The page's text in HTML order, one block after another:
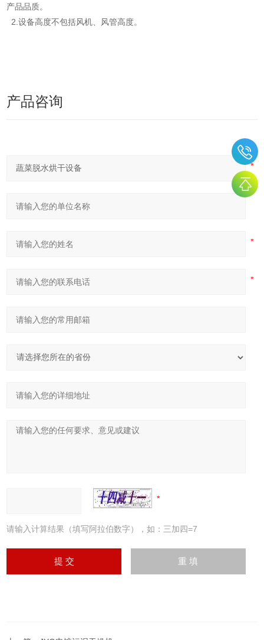
产品品质。
2.设备高度不包括风机、风管高度。
产品咨询
请输入计算结果（填写阿拉伯数字），如：三加四=7